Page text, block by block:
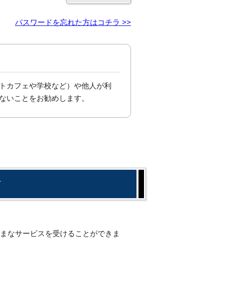
パスワードを忘れた方はコチラ >>
カフェや学校など）や他人が利
いことをお勧めします。
なサービスを受けることができま